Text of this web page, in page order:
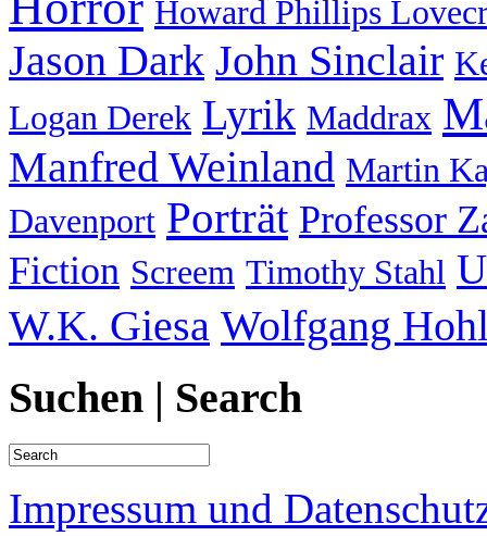
Howard Phillips
Jason Dark John Sinclair
Logan Derek Lyrik Maddrax
Manfred Weinland Martin
Davenport Porträt Professor
Fiction Screem Timothy Stahl
W.K. Giesa Wolfgang
Suchen | Search
Impressum und